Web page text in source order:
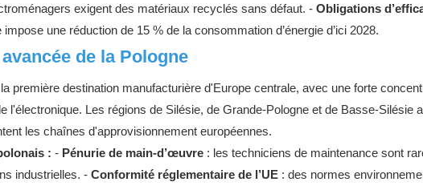
exigent des matériaux recyclés sans défaut. - Obligations
une réduction de 15 % de la consommation d’énergie d’ici 2028.
de la Pologne
première destination manufacturière d'Europe centrale, avec une forte
l'électronique. Les régions de Silésie, de Grande-Pologne et de Basse-Silésie
les chaînes d'approvisionnement européennes.
: - Pénurie de main-d’œuvre: les techniciens de maintenance sont
industrielles. - Conformité réglementaire de l’UE: des normes